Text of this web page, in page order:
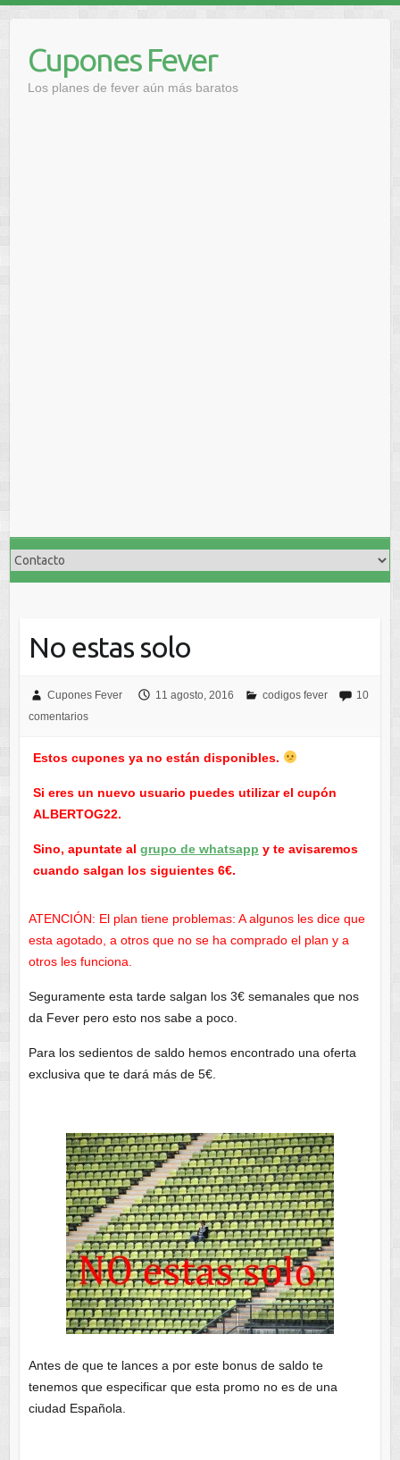
contenidoCupones Fever
Los planes de fever aún más baratos
No estas solo
Cupones Fever 11 agosto, 2016 codigos fever
10
comentarios
Estos cupones ya no están disponibles.
Si eres un nuevo usuario puedes utilizar el cupón
ALBERTOG22.
Sino, apuntate al grupo de whatsapp y te avisaremos
cuando salgan los siguientes 6€.
ATENCIÓN: El plan tiene problemas: A algunos les dice que
esta agotado, a otros que no se ha comprado el plan y a
otros les funciona.
Seguramente esta tarde salgan los 3€ semanales que nos
da Fever pero esto nos sabe a poco.
Para los sedientos de saldo hemos encontrado una oferta
exclusiva que te dará más de 5€.
Antes de que te lances a por este bonus de saldo te
tenemos que especificar que esta promo no es de una
ciudad Española.